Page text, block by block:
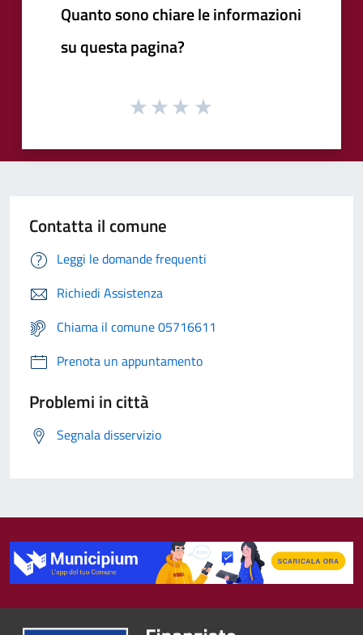
Quanto sono chiare le informazioni
su questa pagina?
Contatta il comune
Leggi le domande frequenti
Richiedi Assistenza
Chiama il comune 05716611
Prenota un appuntamento
Problemi in città
Segnala disservizio